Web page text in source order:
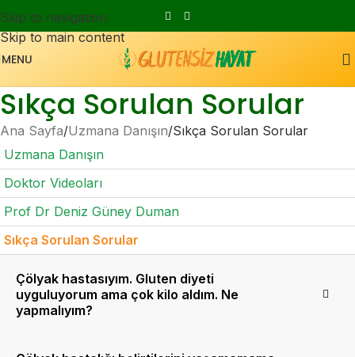
Skip to navigation
Skip to main content
MENU
Sıkça Sorulan Sorular
Ana Sayfa Uzmana Danışın Sıkça Sorulan Sorular
Uzmana Danışın
Doktor Videoları
Prof Dr Deniz Güney Duman
Sıkça Sorulan Sorular
Çölyak hastasıyım. Gluten diyeti
uyguluyorum ama çok kilo aldım. Ne
yapmalıyım?